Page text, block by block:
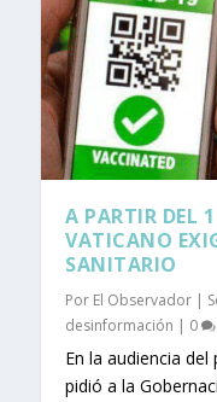
A PARTIR DEL
VATICANO
SANITARIO
Por El Observador
desinformación
0
En la audiencia
pidió a la